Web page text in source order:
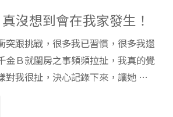
沒想到會在我家發生！
突跟挑戰，很多我已習慣，很多我還
金Ｂ就閨房之事頻頻拉扯，我真的覺
對我很扯，決心記錄下來，讓她 …